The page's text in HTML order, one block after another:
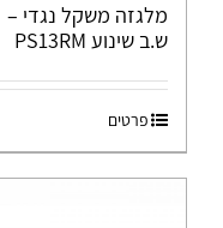
מלגזה משקל נגדי –
ש.ב שינוע PS13RM
פרטים